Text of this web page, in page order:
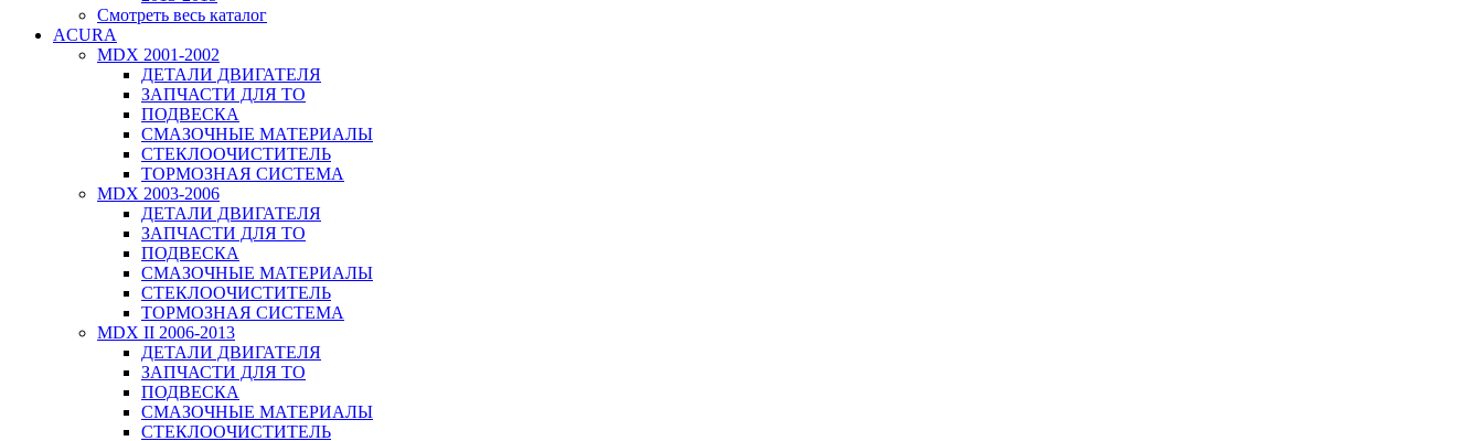
Смотреть весь каталог
ACURA
MDX 2001-2002
ДЕТАЛИ ДВИГАТЕЛЯ
ЗАПЧАСТИ ДЛЯ ТО
ПОДВЕСКА
СМАЗОЧНЫЕ МАТЕРИАЛЫ
СТЕКЛООЧИСТИТЕЛЬ
ТОРМОЗНАЯ СИСТЕМА
MDX 2003-2006
ДЕТАЛИ ДВИГАТЕЛЯ
ЗАПЧАСТИ ДЛЯ ТО
ПОДВЕСКА
СМАЗОЧНЫЕ МАТЕРИАЛЫ
СТЕКЛООЧИСТИТЕЛЬ
ТОРМОЗНАЯ СИСТЕМА
MDX II 2006-2013
ДЕТАЛИ ДВИГАТЕЛЯ
ЗАПЧАСТИ ДЛЯ ТО
ПОДВЕСКА
СМАЗОЧНЫЕ МАТЕРИАЛЫ
СТЕКЛООЧИСТИТЕЛЬ